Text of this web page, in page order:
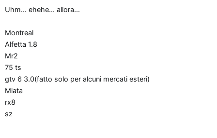
Uhm... ehehe... allora...
Montreal
Alfetta 1.8
Mr2
75 ts
gtv 6 3.0(fatto solo per alcuni mercati esteri)
Miata
rx8
sz